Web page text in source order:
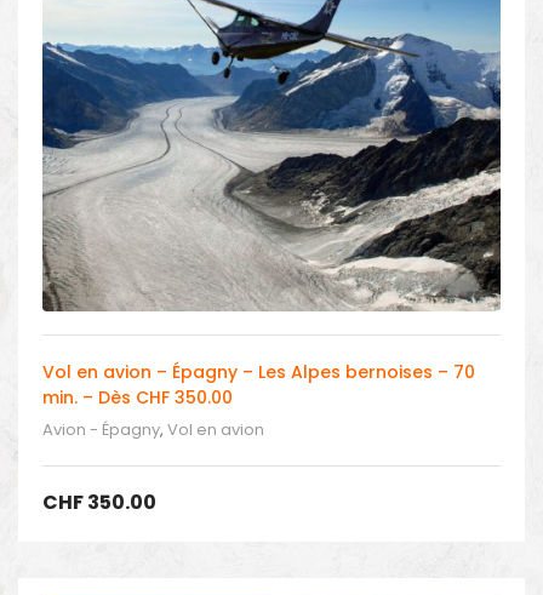
Vol en avion – Épagny – Les Alpes bernoises – 70
min. – Dès CHF 350.00
Avion - Épagny, Vol en avion
CHF350.00